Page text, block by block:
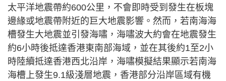
太平洋地震帶約600公里，不會即時受到發生在板塊
邊緣或地震帶附近的巨大地震影響。然而，若南海海
槽發生大地震並引發海嘯，海嘯波大約會在地震發生
約6小時後抵達香港東南部海域，並在其後約1至2小
時陸續抵達香港西北沿岸，海嘯模擬結果顯示若南海
海槽上發生9.1級淺層地震，香港部分沿岸區域有機